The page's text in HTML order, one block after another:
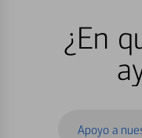
¿En
Apoyo a